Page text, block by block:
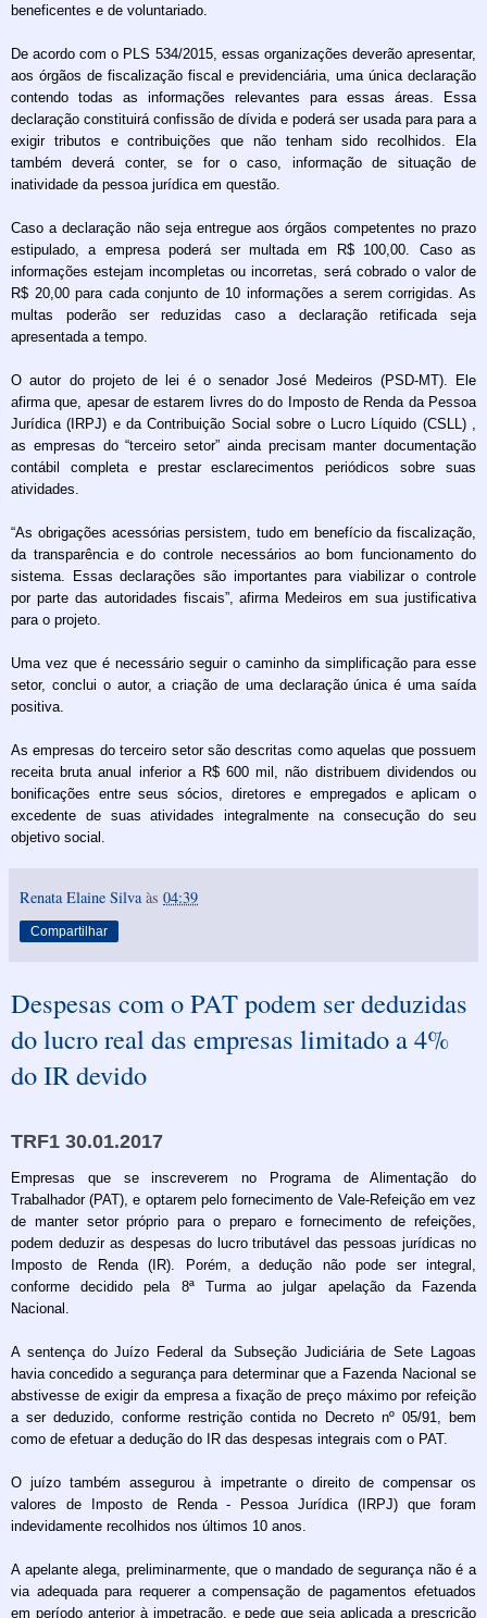
beneficentes e de voluntariado.
De acordo com o PLS 534/2015, essas organizações deverão apresentar,
aos órgãos de fiscalização fiscal e previdenciária, uma única declaração
contendo todas as informações relevantes para essas áreas. Essa
declaração constituirá confissão de dívida e poderá ser usada para para a
exigir tributos e contribuições que não tenham sido recolhidos. Ela
também deverá conter, se for o caso, informação de situação de
inatividade da pessoa jurídica em questão.
Caso a declaração não seja entregue aos órgãos competentes no prazo
estipulado, a empresa poderá ser multada em R$ 100,00. Caso as
informações estejam incompletas ou incorretas, será cobrado o valor de
R$ 20,00 para cada conjunto de 10 informações a serem corrigidas. As
multas poderão ser reduzidas caso a declaração retificada seja
apresentada a tempo.
O autor do projeto de lei é o senador José Medeiros (PSD-MT). Ele
afirma que, apesar de estarem livres do do Imposto de Renda da Pessoa
Jurídica (IRPJ) e da Contribuição Social sobre o Lucro Líquido (CSLL) ,
as empresas do “terceiro setor” ainda precisam manter documentação
contábil completa e prestar esclarecimentos periódicos sobre suas
atividades.
“As obrigações acessórias persistem, tudo em benefício da fiscalização,
da transparência e do controle necessários ao bom funcionamento do
sistema. Essas declarações são importantes para viabilizar o controle
por parte das autoridades fiscais”, afirma Medeiros em sua justificativa
para o projeto.
Uma vez que é necessário seguir o caminho da simplificação para esse
setor, conclui o autor, a criação de uma declaração única é uma saída
positiva.
As empresas do terceiro setor são descritas como aquelas que possuem
receita bruta anual inferior a R$ 600 mil, não distribuem dividendos ou
bonificações entre seus sócios, diretores e empregados e aplicam o
excedente de suas atividades integralmente na consecução do seu
objetivo social.
Renata Elaine Silva às 04:39
Compartilhar
Despesas com o PAT podem ser deduzidas
do lucro real das empresas limitado a 4%
do IR devido
TRF1 30.01.2017
Empresas que se inscreverem no Programa de Alimentação do
Trabalhador (PAT), e optarem pelo fornecimento de Vale-Refeição em vez
de manter setor próprio para o preparo e fornecimento de refeições,
podem deduzir as despesas do lucro tributável das pessoas jurídicas no
Imposto de Renda (IR). Porém, a dedução não pode ser integral,
conforme decidido pela 8ª Turma ao julgar apelação da Fazenda
Nacional.
A sentença do Juízo Federal da Subseção Judiciária de Sete Lagoas
havia concedido a segurança para determinar que a Fazenda Nacional se
abstivesse de exigir da empresa a fixação de preço máximo por refeição
a ser deduzido, conforme restrição contida no Decreto nº 05/91, bem
como de efetuar a dedução do IR das despesas integrais com o PAT.
O juízo também assegurou à impetrante o direito de compensar os
valores de Imposto de Renda - Pessoa Jurídica (IRPJ) que foram
indevidamente recolhidos nos últimos 10 anos.
A apelante alega, preliminarmente, que o mandado de segurança não é a
via adequada para requerer a compensação de pagamentos efetuados
em período anterior à impetração, e pede que seja aplicada a prescrição